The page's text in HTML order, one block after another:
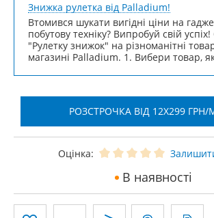
Знижка рулетка від Palladium!
Втомився шукати вигідні ціни на
побутову техніку? Випробуй свій
"Рулетку знижок" на різноманітні
магазині Palladium. 1. Вибери товар,
РОЗСТРОЧКА ВІД 12X299 ГРН/
Оцінка:
В наявності